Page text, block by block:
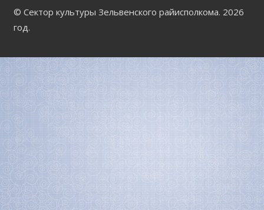
© Сектор культуры Зельвенского райисполкома. 2026
год.